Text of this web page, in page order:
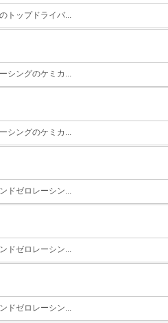
トップドライバ...
シングのケミカ...
シングのケミカ...
ドゼロレーシン...
ドゼロレーシン...
ドゼロレーシン...